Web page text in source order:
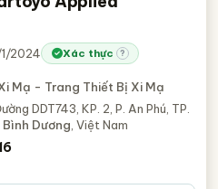
2024 Xác thực ?
Mạ - Trang Thiết Bị Xi Mạ
DDT743, KP. 2, P. An Phú, TP.
Bình Dương , Việt Nam